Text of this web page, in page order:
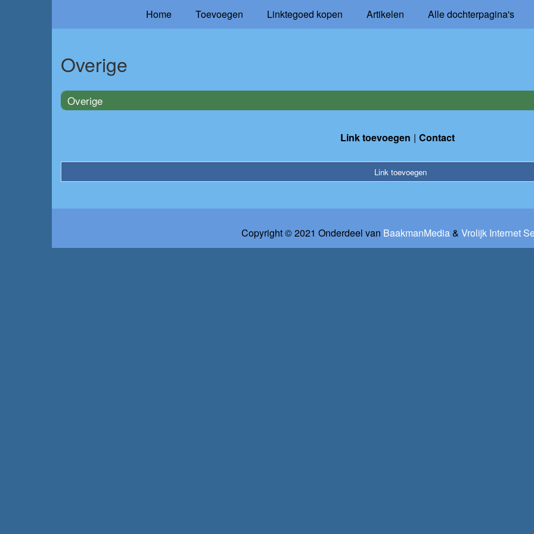
Home Toevoegen Linktegoed kopen Artikelen Alle dochterpagina's
Overige
Overige
Link toevoegen Contact
Link toevoegen
Copyright © 2021 Onderdeel van BaakmanMedia& Vrolijk Internet